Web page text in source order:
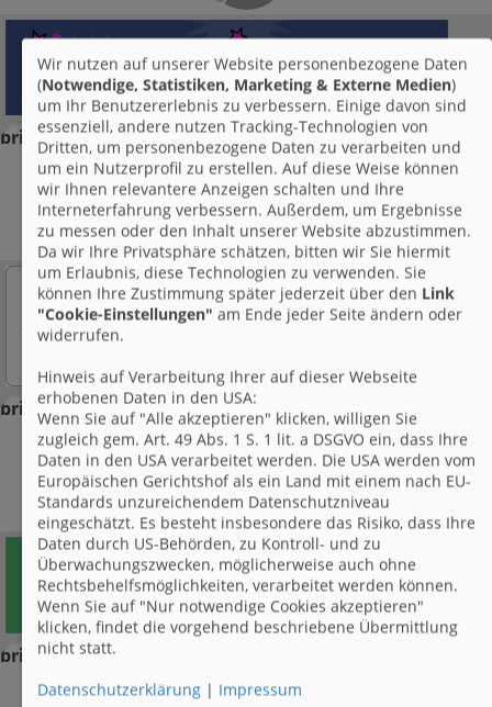
brieffreunde.de 20.11.2021 - 00:30 h
brieffreunde.de 20.11.2020 - 00:30 h
brieffreunde.de
Wir nutzen auf unserer Website personenbezogene Daten
(Notwendige, Statistiken, Marketing & Externe Medien)
um Ihr Benutzererlebnis zu verbessern. Einige davon sind
essenziell, andere nutzen Tracking-Technologien von
Dritten, um personenbezogene Daten zu verarbeiten und
um ein Nutzerprofil zu erstellen. Auf diese Weise können
wir Ihnen relevantere Anzeigen schalten und Ihre
Interneterfahrung verbessern. Außerdem, um Ergebnisse
zu messen oder den Inhalt unserer Website abzustimmen.
Da wir Ihre Privatsphäre schätzen, bitten wir Sie hiermit
um Erlaubnis, diese Technologien zu verwenden. Sie
können Ihre Zustimmung später jederzeit über den Link
"Cookie-Einstellungen" am Ende jeder Seite ändern oder
widerrufen.
Hinweis auf Verarbeitung Ihrer auf dieser Webseite
erhobenen Daten in den USA:
Wenn Sie auf "Alle akzeptieren" klicken, willigen Sie
zugleich gem. Art. 49 Abs. 1 S. 1 lit. a DSGVO ein, dass Ihre
Daten in den USA verarbeitet werden. Die USA werden vom
Europäischen Gerichtshof als ein Land mit einem nach EU-
Standards unzureichendem Datenschutzniveau
eingeschätzt. Es besteht insbesondere das Risiko, dass Ihre
Daten durch US-Behörden, zu Kontroll- und zu
Überwachungszwecken, möglicherweise auch ohne
Rechtsbehelfsmöglichkeiten, verarbeitet werden können.
Wenn Sie auf "Nur notwendige Cookies akzeptieren"
klicken, findet die vorgehend beschriebene Übermittlung
nicht statt.
Datenschutzerklärung | Impressum